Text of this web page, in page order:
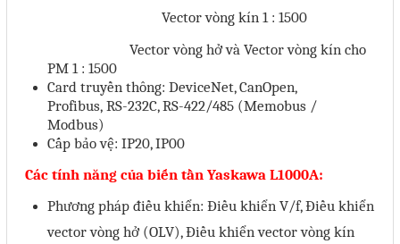
Vector vòng kín 1 : 1500
Vector vòng hở và Vector vòng kín cho
PM 1 : 1500
Card truyền thông: DeviceNet, CanOpen,
Profibus, RS-232C, RS-422/485 (Memobus /
Modbus)
Cấp bảo vệ: IP20, IP00
Các tính năng của biến tần Yaskawa L1000A:
Phương pháp điều khiển: Điều khiển V/f, Điều khiển
vector vòng hở (OLV), Điều khiển vector vòng kín
Sửa motor - Quấn motor
Sửa Cân Điện Tử
Lập trình PLC
Lập trình màn hình HMI
Lập trình hệ thống Scada
Lập trình hệ thống Servo